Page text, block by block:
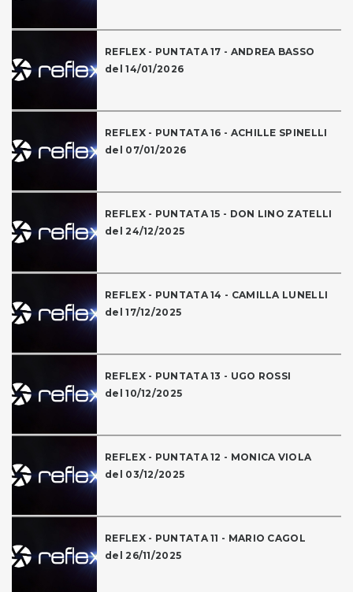
REFLEX - PUNTATA 17 - ANDREA BASSO
del 14/01/2026
REFLEX - PUNTATA 16 - ACHILLE SPINELLI
del 07/01/2026
REFLEX - PUNTATA 15 - DON LINO ZATELLI
del 24/12/2025
REFLEX - PUNTATA 14 - CAMILLA LUNELLI
del 17/12/2025
REFLEX - PUNTATA 13 - UGO ROSSI
del 10/12/2025
REFLEX - PUNTATA 12 - MONICA VIOLA
del 03/12/2025
REFLEX - PUNTATA 11 - MARIO CAGOL
del 26/11/2025